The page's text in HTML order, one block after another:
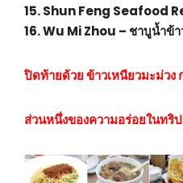
15. Shun Feng Seafood
16. Wu Mi Zhou – ชาบูน้ำข้
ปิดท้ายด้วย ข้าวเหนียวมะม่วง
ส่วนหนึ่งของความอร่อยในทริ